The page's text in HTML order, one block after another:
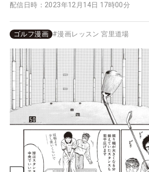
配信日時： 2023年12月14日 17時00分
ゴルフ漫画 #漫画レッスン 宮里道場